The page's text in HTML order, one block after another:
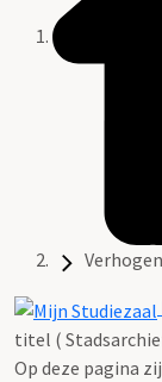
titel (
Op deze pagina